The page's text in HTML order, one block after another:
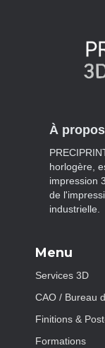
À propos
horlogère,
impression
de
industrielle.
Menu
Services 3D
CAO / Bureau
Finitions &
Formations